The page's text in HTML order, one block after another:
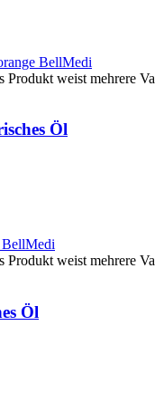
Produkt weist mehrere
Öl
Produkt weist mehrere
Öl